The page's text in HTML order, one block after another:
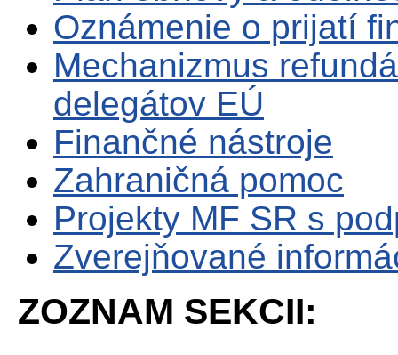
Oznámenie o prijatí
Mechanizmus
delegátov EÚ
Finančné nástroje
Zahraničná pomoc
Projekty MF SR s
Zverejňované
ZOZNAM SEKCII: